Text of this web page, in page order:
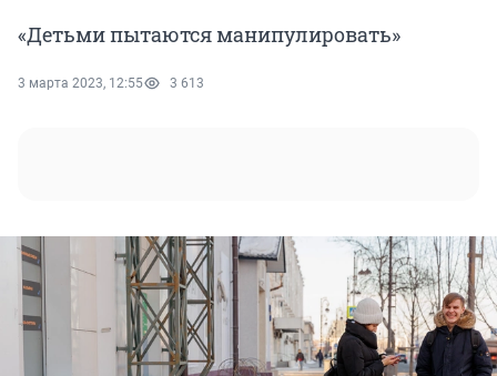
«Детьми пытаются манипулировать»
3 марта 2023, 12:55 3 613